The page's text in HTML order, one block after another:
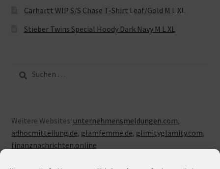
Carhartt WIP S/S Chase T-Shirt Leaf/Gold M L XL
Stieber Twins Special Hoody Dark Navy M L XL
nach:
Weitere Websites: unternehmensmeldungen.com,
adhocmitteilung.de, glamfemme.de, glimityglamity.com,
finanznachrichten.online